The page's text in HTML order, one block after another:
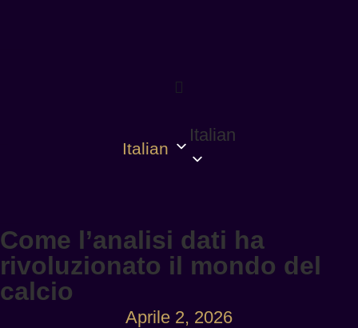
Italian
Italian
Come l’analisi dati ha
rivoluzionato il mondo del
calcio
Aprile 2, 2026